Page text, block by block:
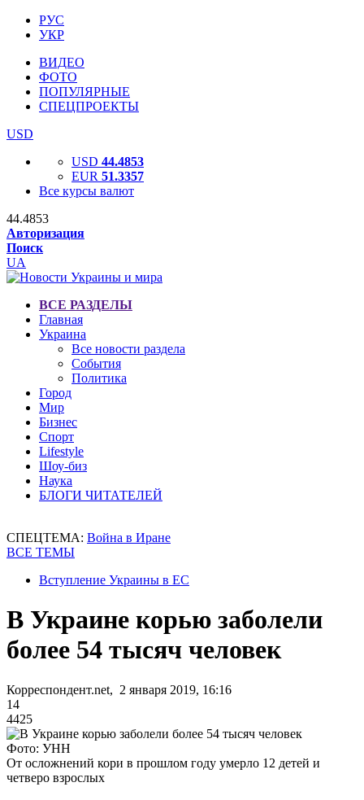
РУС
УКР
ВИДЕО
ФОТО
ПОПУЛЯРНЫЕ
СПЕЦПРОЕКТЫ
USD
USD 44.4853
EUR 51.3357
Все курсы валют
44.4853
Авторизация
Поиск
UA
ВСЕ РАЗДЕЛЫ
Главная
Украина
Все новости раздела
События
Политика
Город
Мир
Бизнес
Спорт
Lifestyle
Шоу-биз
Наука
БЛОГИ ЧИТАТЕЛЕЙ
СПЕЦТЕМА: Война в Иране
ВСЕ ТЕМЫ
Вступление Украины в ЕС
В Украине корью заболели
более 54 тысяч человек
Корреспондент.net, 2 января 2019, 16:16
14
4425
Фото: УНН
От осложнений кори в прошлом году умерло 12 детей и
четверо взрослых